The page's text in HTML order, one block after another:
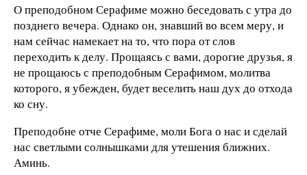
О преподобном Серафиме можно беседовать с утра до
позднего вечера. Однако он, знавший во всем меру, и
нам сейчас намекает на то, что пора от слов
переходить к делу. Прощаясь с вами, дорогие друзья, я
не прощаюсь с преподобным Серафимом, молитва
которого, я убежден, будет веселить наш дух до отхода
ко сну.
Преподобне отче Серафиме, моли Бога о нас и сделай
нас светлыми солнышками для утешения ближних.
Аминь.